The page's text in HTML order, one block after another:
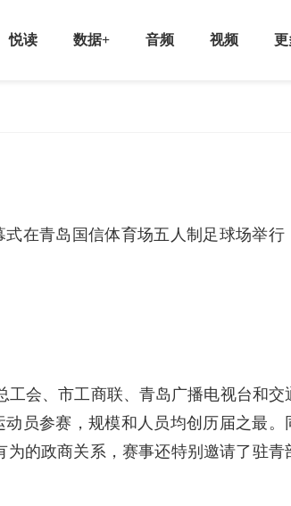
悦读 数据+ 音频 视频 更
在青岛国信体育场五人制足球场举行
会、市工商联、青岛广播电视台和交
员参赛，规模和人员均创历届之最。
为的政商关系，赛事还特别邀请了驻青